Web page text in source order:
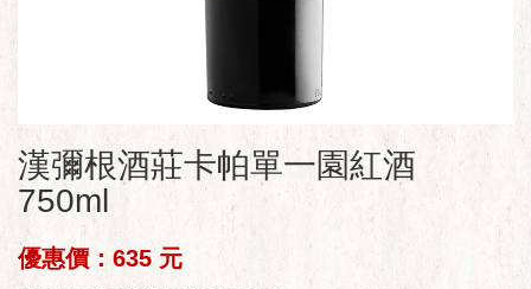
漢彌根酒莊卡帕單一園紅酒
750ml
優惠價：635 元